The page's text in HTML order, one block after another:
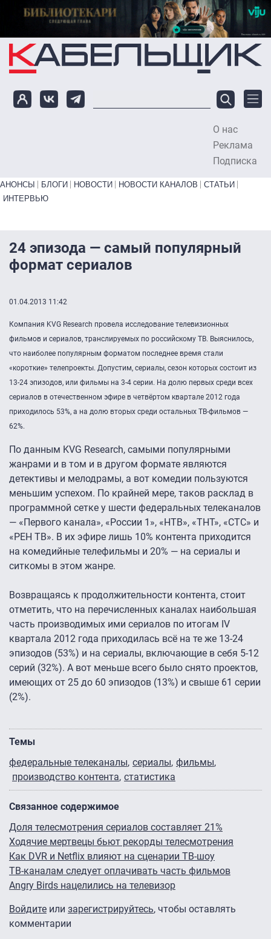
Перейти к основному содержанию
О нас
Реклама
Подписка
Primary links bottom
АНОНСЫ БЛОГИ НОВОСТИ НОВОСТИ КАНАЛОВ
СТАТЬИ
ИНТЕРВЬЮ
24 эпизода — самый популярный
формат сериалов
01.04.2013 11:42
Компания KVG Research провела исследование телевизионных
фильмов и сериалов, транслируемых по российскому ТВ. Выяснилось,
что наиболее популярным форматом последнее время стали
«короткие» телепроекты. Допустим, сериалы, сезон которых состоит из
13-24 эпизодов, или фильмы на 3-4 серии. На долю первых среди всех
сериалов в отечественном эфире в четвёртом квартале 2012 года
приходилось 53%, а на долю вторых среди остальных ТВ-фильмов —
62%.
По данным KVG Research, самыми популярными
жанрами и в том и в другом формате являются
детективы и мелодрамы, а вот комедии пользуются
меньшим успехом. По крайней мере, таков расклад в
программной сетке у шести федеральных телеканалов
— «Первого канала», «России 1», «НТВ», «ТНТ», «СТС» и
«РЕН ТВ». В их эфире лишь 10% контента приходится
на комедийные телефильмы и 20% — на сериалы и
ситкомы в этом жанре.
Возвращаясь к продолжительности контента, стоит
отметить, что на перечисленных каналах наибольшая
часть производимых ими сериалов по итогам IV
квартала 2012 года приходилась всё на те же 13-24
эпизодов (53%) и на сериалы, включающие в себя 5-12
серий (32%). А вот меньше всего было снято проектов,
имеющих от 25 до 60 эпизодов (13%) и свыше 61 серии
(2%).
Темы
федеральные телеканалы сериалы фильмы
производство контента статистика
Связанное содержимое
Доля телесмотрения сериалов составляет 21%
Ходячие мертвецы бьют рекорды телесмотрения
Как DVR и Netflix влияют на сценарии ТВ-шоу
ТВ-каналам следует оплачивать часть фильмов
Angry Birds нацелились на телевизор
Войдите или зарегистрируйтесь, чтобы оставлять
комментарии